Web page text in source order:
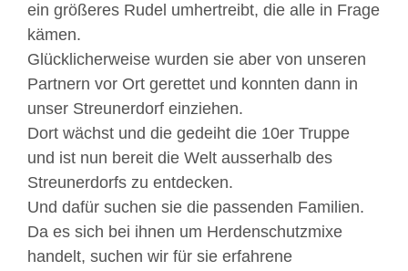
ein größeres Rudel umhertreibt, die alle in Frage
kämen.
Glücklicherweise wurden sie aber von unseren
Partnern vor Ort gerettet und konnten dann in
unser Streunerdorf einziehen.
Dort wächst und die gedeiht die 10er Truppe
und ist nun bereit die Welt ausserhalb des
Streunerdorfs zu entdecken.
Und dafür suchen sie die passenden Familien.
Da es sich bei ihnen um Herdenschutzmixe
handelt, suchen wir für sie erfahrene